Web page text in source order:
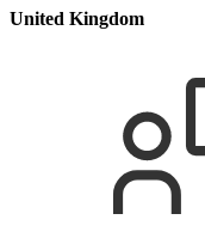
United Kingdom